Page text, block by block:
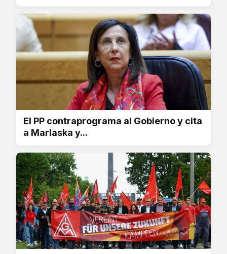
El PP contraprograma al Gobierno y cita
a Marlaska y...